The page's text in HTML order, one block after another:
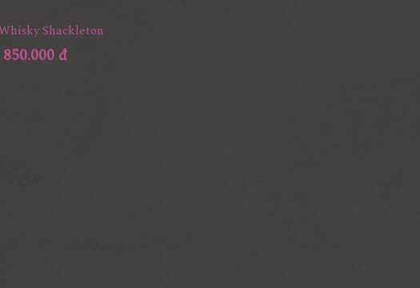
Shackleton
850.000 đ